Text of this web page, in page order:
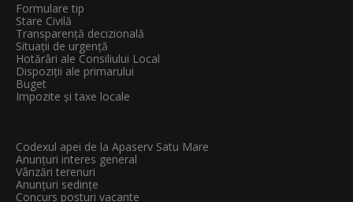
Formulare tip
Stare Civilă
Transparenţă decizională
Situații de urgență
Hotărâri ale Consiliului Local
Dispoziții ale primarului
Buget
Impozite și taxe locale
Codexul apei de la Apaserv Satu Mare
Anunțuri interes general
Vânzări terenuri
Anunțuri sedințe
Concurs posturi vacante